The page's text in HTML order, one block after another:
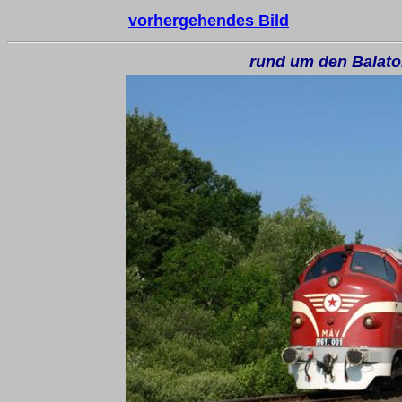
vorhergehendes Bild
rund um den